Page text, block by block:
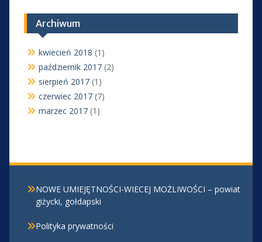
Archiwum
kwiecień 2018 (1)
październik 2017(2)
sierpień 2017(1)
czerwiec 2017(7)
marzec 2017(1)
NOWE UMIEJĘTNOŚCI-WIECEJ MOŻLIWOŚCI – powiat
giżycki, gołdapski
Polityka prywatności